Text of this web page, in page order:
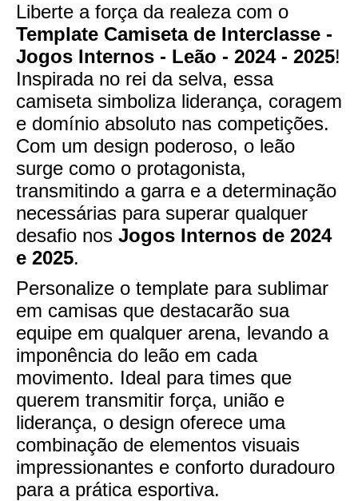
Liberte a força da realeza com o
Template Camiseta de Interclasse -
Jogos Internos - Leão - 2024 - 2025!
Inspirada no rei da selva, essa
camiseta simboliza liderança, coragem
e domínio absoluto nas competições.
Com um design poderoso, o leão
surge como o protagonista,
transmitindo a garra e a determinação
necessárias para superar qualquer
desafio nos Jogos Internos de 2024
e 2025.
Personalize o template para sublimar
em camisas que destacarão sua
equipe em qualquer arena, levando a
imponência do leão em cada
movimento. Ideal para times que
querem transmitir força, união e
liderança, o design oferece uma
combinação de elementos visuais
impressionantes e conforto duradouro
para a prática esportiva.